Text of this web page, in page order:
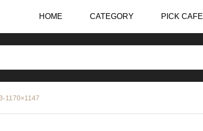
HOME CATEGORY PICK CAFE
1170×1147